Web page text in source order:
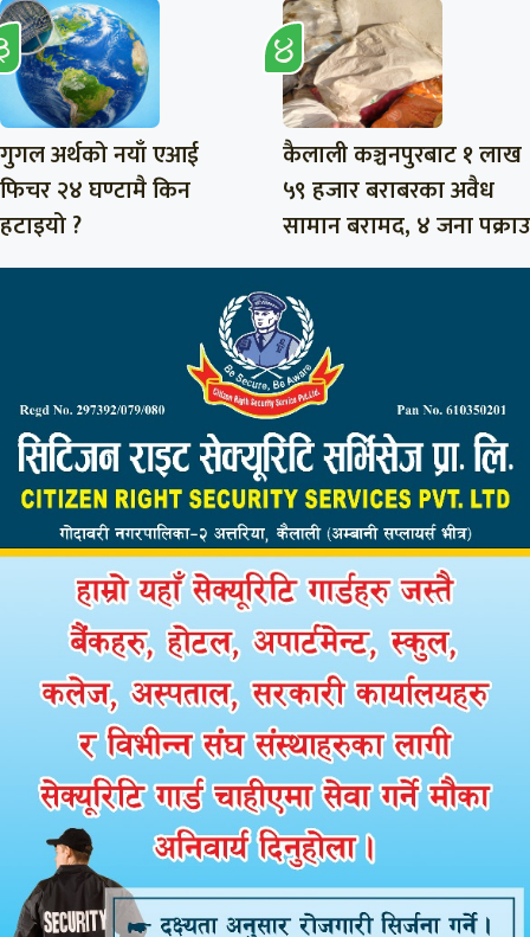
गुगल अर्थको नयाँ एआई
फिचर २४ घण्टामै किन
हटाइयो ?
कैलाली कञ्चनपुरबाट १ लाख
५९ हजार बराबरका अवैध
सामान बरामद, ४ जना पक्राउ